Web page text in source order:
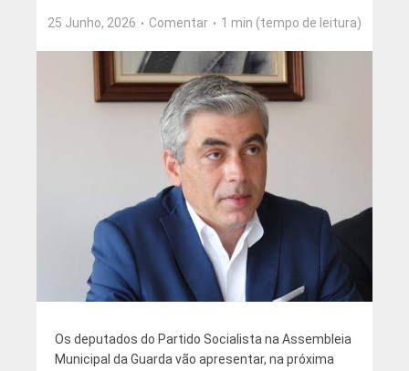
25 Junho, 2026 Comentar 1 min (tempo de leitura)
Os deputados do Partido Socialista na Assembleia
Municipal da Guarda vão apresentar, na próxima